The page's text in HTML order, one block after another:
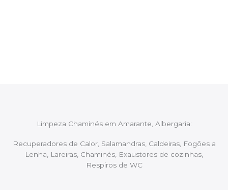
Limpeza Chaminés em Amarante, Albergaria:
Recuperadores de Calor, Salamandras, Caldeiras, Fogões a
Lenha, Lareiras, Chaminés, Exaustores de cozinhas,
Respiros de WC